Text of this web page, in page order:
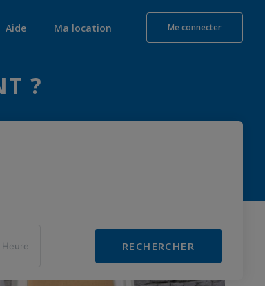
Aide Ma location Me connecter
?
RECHERCHER